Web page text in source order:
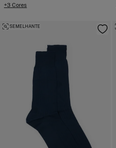
+3 Cores
SEMELHANTE